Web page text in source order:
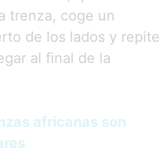
trenza, coge un
de los lados y repite
al final de la
africanas son